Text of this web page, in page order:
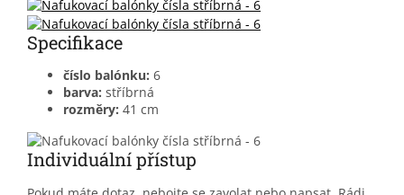
Specifikace
číslo balónku: 6
barva: stříbrná
rozměry: 41 cm
Individuální přístup